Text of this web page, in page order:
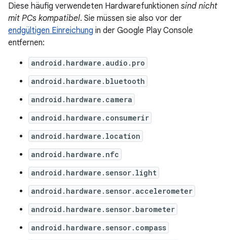
Diese häufig verwendeten Hardwarefunktionen sind nicht
mit PCs kompatibel. Sie müssen sie also vor der
endgültigen Einreichung in der Google Play Console
entfernen:
android.hardware.audio.pro
android.hardware.bluetooth
android.hardware.camera
android.hardware.consumerir
android.hardware.location
android.hardware.nfc
android.hardware.sensor.light
android.hardware.sensor.accelerometer
android.hardware.sensor.barometer
android.hardware.sensor.compass